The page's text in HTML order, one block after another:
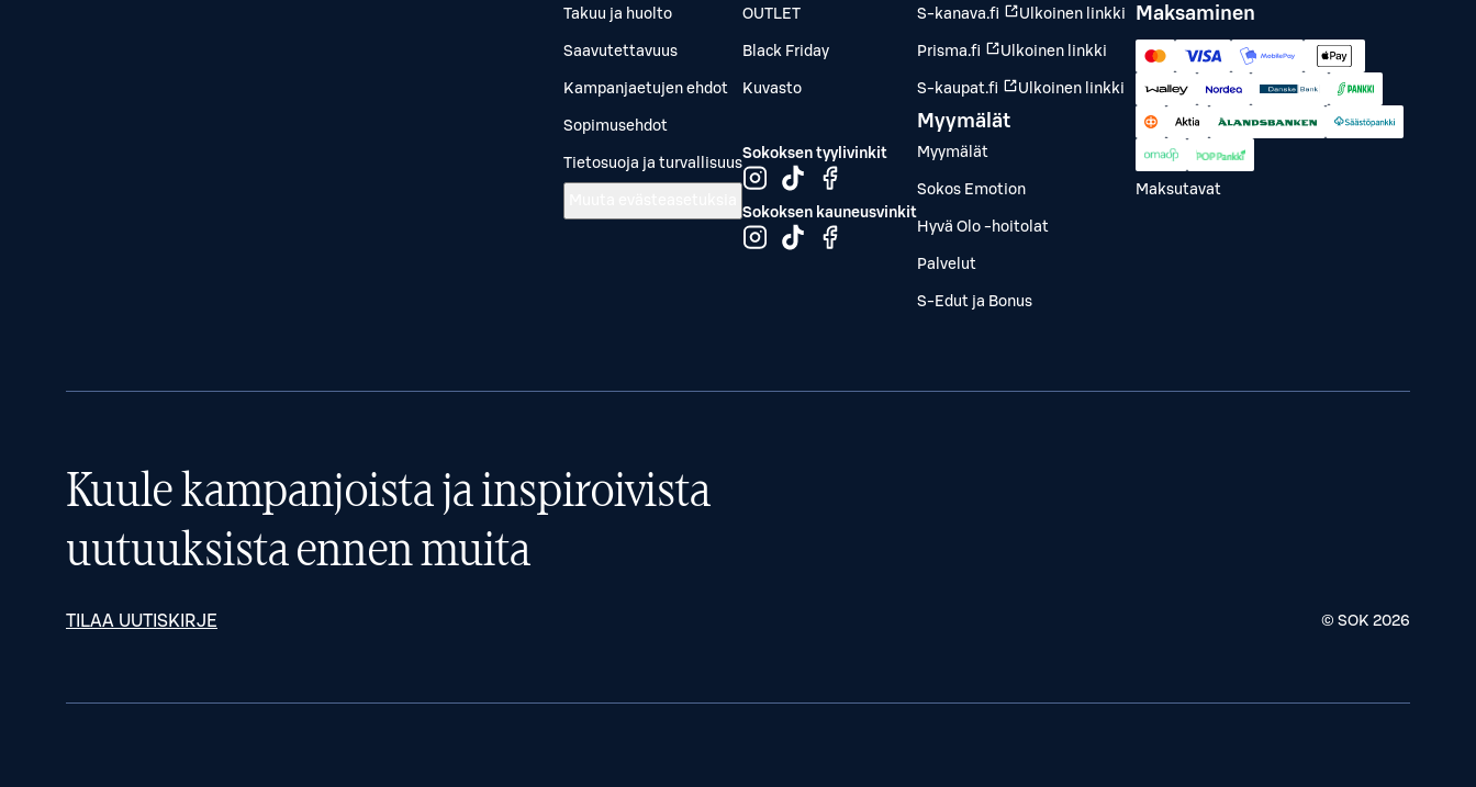
Takuu ja huolto
Saavutettavuus
Kampanjaetujen ehdot
Sopimusehdot
Tietosuoja ja turvallisuus
OUTLET
Black Friday
Kuvasto
Sokoksen tyylivinkit
Sokoksen kauneusvinkit
S-kanava.fi Ulkoinen linkki
Prisma.fi Ulkoinen linkki
S-kaupat.fi Ulkoinen linkki
Myymälät
Myymälät
Sokos Emotion
Hyvä Olo -hoitolat
Palvelut
S-Edut ja Bonus
Maksaminen
Maksutavat
Kuule kampanjoista ja inspiroivista
uutuuksista ennen muita
TILAA UUTISKIRJE © SOK 2026